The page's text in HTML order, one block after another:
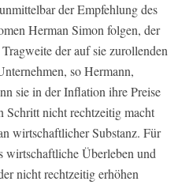
der Empfehlung des
Herman Simon folgen, der
der auf sie zurollenden
so Hermann,
sie in der Inflation ihre Preise
Schritt nicht rechtzeitig macht
wirtschaftlicher Substanz. Für
wirtschaftliche Überleben und
nicht rechtzeitig erhöhen